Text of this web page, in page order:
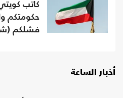
كاتب
حكومتكم
فشلكم
أخبار الساعة